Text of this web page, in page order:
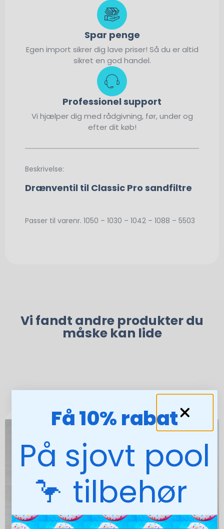
Spar penge
Egen import sikrer dig lave priser! Så du er altid
sikret en god handel.
Professionel support
Vi hjælper dig med rådgivning, før, under og
efter dit køb!
Beskrivelse:
Drænventil til Classic Pro sandfiltre
Passer til varenr. 1050 – 1030 – 1042 – 1088 – 5503
Vi fandt andre produkter du
måske kan lide
Få 10% rabat
På sjovt pool
🦩 tilbehør